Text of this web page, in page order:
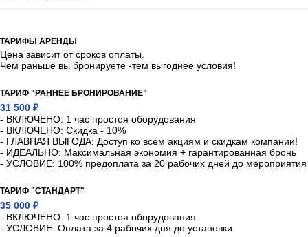
ТАРИФЫ АРЕНДЫ
Цена зависит от сроков оплаты.
Чем раньше вы бронируете -тем выгоднее условия!
ТАРИФ "РАННЕЕ БРОНИРОВАНИЕ"
31 500 ₽
- ВКЛЮЧЕНО: 1 час простоя оборудования
- ВКЛЮЧЕНО: Скидка - 10%
- ГЛАВНАЯ ВЫГОДА: Доступ ко всем акциям и скидкам компании!
- ИДЕАЛЬНО: Максимальная экономия + гарантированная бронь
- УСЛОВИЕ: 100% предоплата за 20 рабочих дней до мероприятия
ТАРИФ "СТАНДАРТ"
35 000 ₽
- ВКЛЮЧЕНО: 1 час простоя оборудования
- УСЛОВИЕ: Оплата за 4 рабочих дня до установки